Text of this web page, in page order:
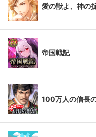
愛の獣よ、神の
帝国戦記
100万人の信長